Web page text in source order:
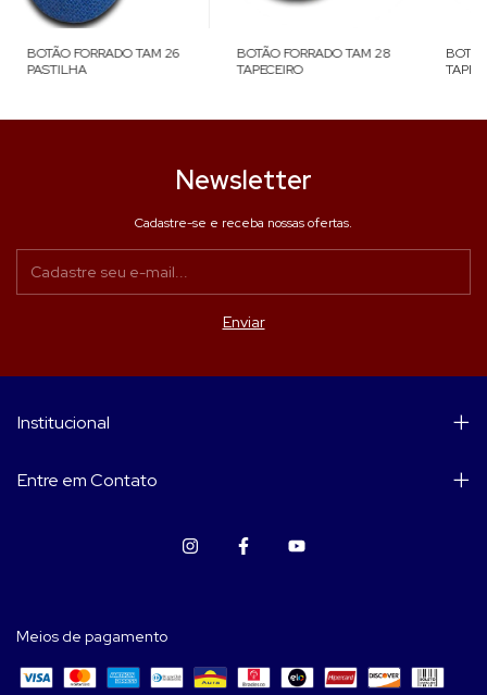
BOTÃO FORRADO TAM 26
PASTILHA
BOTÃO FORRADO TAM 28
TAPECEIRO
Newsletter
Cadastre-se e receba nossas ofertas.
Institucional
Entre em Contato
Meios de pagamento